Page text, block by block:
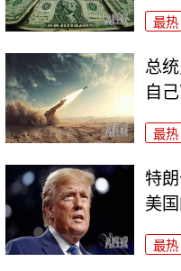
最热
总
自
最热
特
美
最热